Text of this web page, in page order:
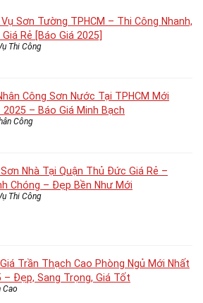
Vụ Sơn Tường TPHCM – Thi Công Nhanh,
Rẻ [Báo Giá 2025]
Thi Công
Công Sơn Nước Tại TPHCM Mới
2025 – Báo Giá Minh Bạch
Công
Nhà Tại Quận Thủ Đức Giá Rẻ –
Chóng – Đẹp Bền Như Mới
Thi Công
Trần Thạch Cao Phòng Ngủ Mới Nhất
– Đẹp, Sang Trọng, Giá Tốt
Cao